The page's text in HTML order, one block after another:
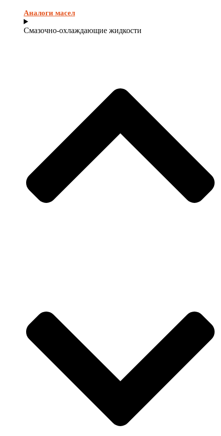
Аналоги масел
Смазочно-охлаждающие жидкости